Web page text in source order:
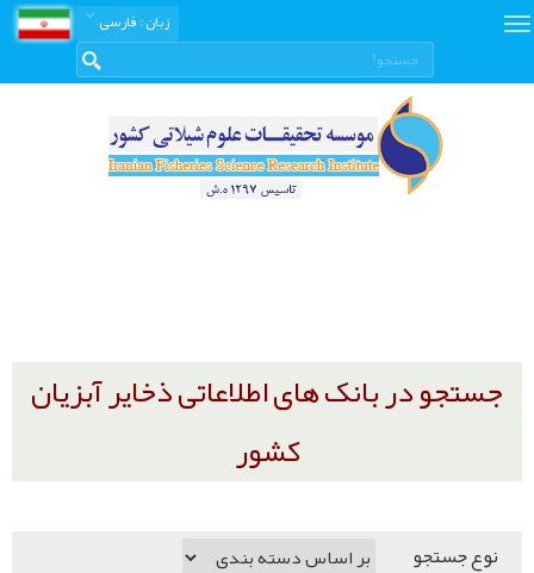
زبان: فارسی
جستجو در بانک های اطلاعاتی ذخایر آبزیان
کشور
نوع جستجو